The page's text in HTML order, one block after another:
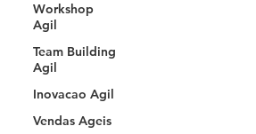
Workshop
Agil
Team Building
Agil
Inovacao Agil
Vendas Ageis